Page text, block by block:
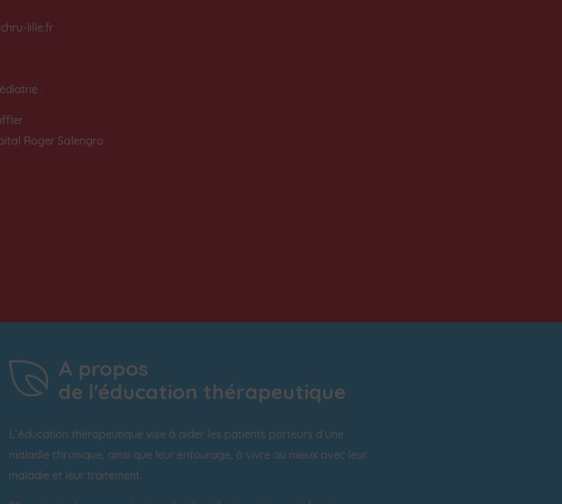
lille.fr
:
Roger Salengro
A propos
de l'éducation thérapeutique
L’éducation thérapeutique vise à aider les patients porteurs d’une
maladie chronique, ainsi que leur entourage, à vivre au mieux avec leur
maladie et leur traitement.